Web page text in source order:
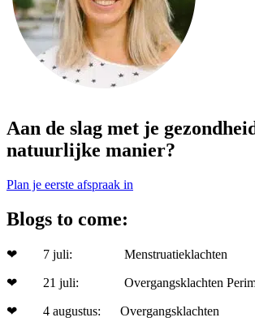
Aan de slag met je
natuurlijke manier?
Plan je eerste afspraak in
Blogs to come:
❤ 7 juli: Menstruatieklachten
❤ 21 juli: Overgangsklachten
❤ 4 augustus: Overgangsklachten